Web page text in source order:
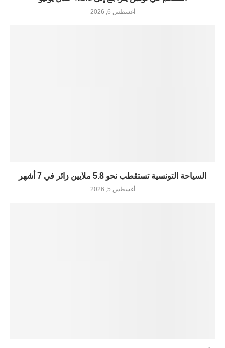
أغسطس 6, 2026
السياحة التونسية تستقطب نحو 5.8 ملايين زائر في 7 أشهر
أغسطس 5, 2026